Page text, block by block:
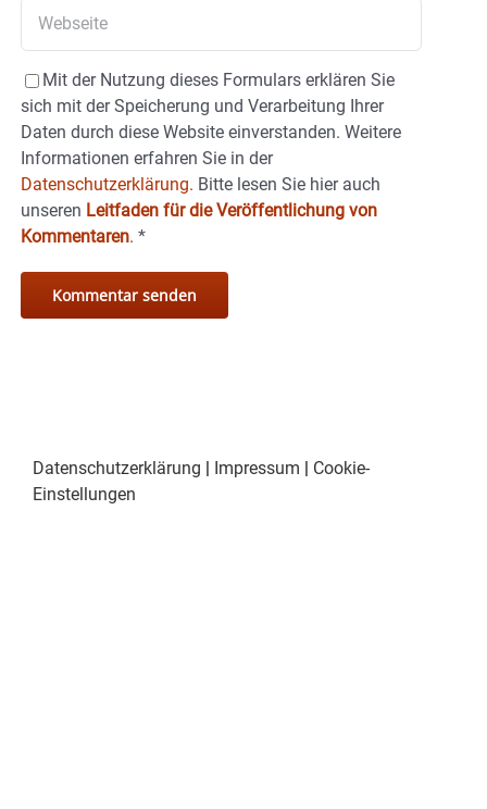
Mit der Nutzung dieses Formulars erklären Sie
sich mit der Speicherung und Verarbeitung Ihrer
Daten durch diese Website einverstanden. Weitere
Informationen erfahren Sie in der
Datenschutzerklärung. Bitte lesen Sie hier auch
unseren Leitfaden für die Veröffentlichung von
Kommentaren. *
Datenschutzerklärung | Impressum | Cookie-
Einstellungen